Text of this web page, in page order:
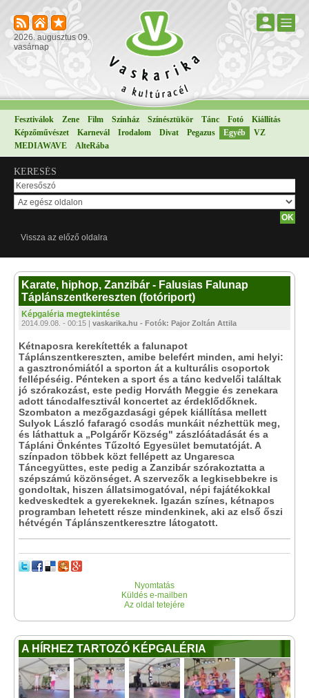
2026. augusztus 09.
vasárnap
Fesztiválok Zene Film Színház Színésztükör Tánc Fotó
Kiállítás
Képzőművészet
Karnevál Irodalom Divat Pegazus Egyéb
VZ
MEDIAWAVE
AlteRába
KERESÉS
Vissza az előző oldalra
Karate, hiphop, Zanzibár - Falusias Falunap
Táplánszentkereszten (fotóriport)
Képgaléria megtekintése
2014.09.08. - 00:15 | vaskarika.hu - Fotók: Pajor Zoltán Attila
Kétnaposra kerekítették a falunapot
Táplánszentkereszten, amibe belefért minden, ami helyi:
a gasztronómiától a sporton át a kulturális csoportok
fellépéséig. Pénteken a sport és a tánc kedvelői találtak
jó szórakozást, este pedig Horváth Meggie és zenekara
adott táncdalfesztivál koncertet az érdeklődőknek.
Szombaton a mezőgazdasági gépek kiállítása mellett
Sulyok László fafaragó csodás munkáit nézhettük meg,
és láthattuk a „Polgárőr Község" zászlóátadását és a
Tápláni Önkéntes Tűzoltó Egyesület bemutatóját. A
színpadon többek közt fellépett az Ungaresca
Táncegyüttes, este pedig a Zanzibár szórakoztatta a
szépszámú közönséget. A szervezők a legkisebbekre is
gondoltak, hiszen állatsimogatóval, népi fajátékokkal
kedveskedtek a gyerekeknek. Igazán színes, kétnapos
programban lehetett része mindenkinek, aki az első őszi
hétvégén Táplánszentkeresztre látogatott.
Nyomtatás
Küldés e-mailben
Az oldal tetejére
A HÍRHEZ TARTOZÓ KÉPGALÉRIA